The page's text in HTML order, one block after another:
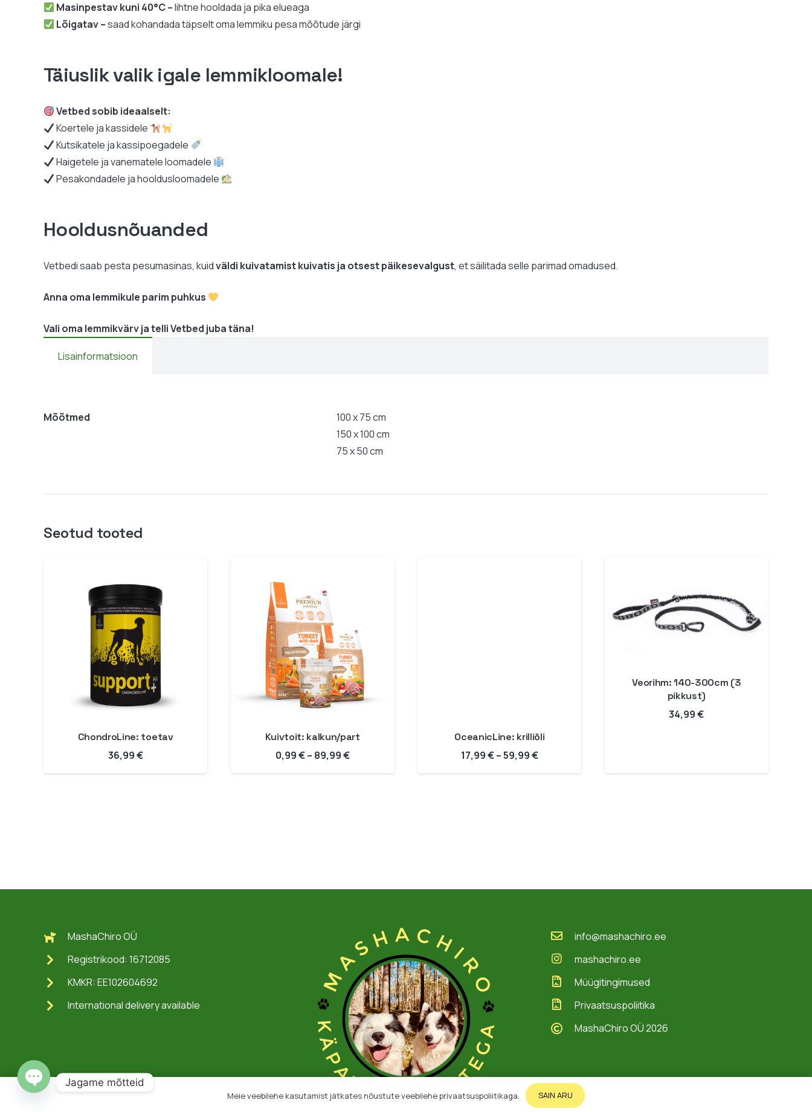
Masinpestav kuni 40°C –lihtne hooldada ja pika elueaga
Lõigatav –saad kohandada täpselt oma lemmiku pesa mõõtude järgi
Täiuslik valik igale lemmikloomale!
Vetbed sobib ideaalselt:
Koertele ja kassidele
Kutsikatele ja kassipoegadele
Haigetele ja vanematele loomadele
Pesakondadele ja hooldusloomadele
Hooldusnõuanded
Vetbedi saab pesta pesumasinas, kuidväldi kuivatamist kuivatis ja otsest päikesevalgust, et säilitada selle parimad omadused.
Anna oma lemmikule parim puhkus
Vali oma lemmikvärv ja telli Vetbed juba täna!
Lisainformatsioon
Mõõtmed
100 x 75 cm
150 x 100 cm
75 x 50 cm
Seotud tooted
ChondroLine: toetav
36,99€
Kuivtoit: kalkun/part
0,99€– 89,99€Hinnavahemik:
0,99 €
OceanicLine: krilliõli
17,99€–59,99€Hinnavahemik:
17,99 €
Veorihm: 140-300cm (3
pikkust)
34,99€
MashaChiro OÜ
Registrikood: 16712085
KMKR: EE102604692
International delivery available
info@mashachiro.ee
mashachiro.ee
Müügitingimused
Privaatsuspoliitika
MashaChiro OÜ 2026
Meie veebilehe kasutamist jätkates nõustute veebilehe privaatsuspoliitikaga. SAIN ARU
Jagame mõtteid